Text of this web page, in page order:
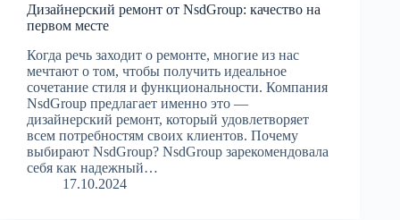
Дизайнерский ремонт от NsdGroup: качество на
первом месте
Когда речь заходит о ремонте, многие из нас
мечтают о том, чтобы получить идеальное
сочетание стиля и функциональности. Компания
NsdGroup предлагает именно это —
дизайнерский ремонт, который удовлетворяет
всем потребностям своих клиентов. Почему
выбирают NsdGroup? NsdGroup зарекомендовала
себя как надежный…
17.10.2024